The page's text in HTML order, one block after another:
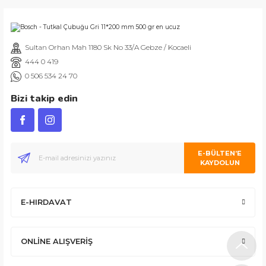
İşlerini özen ve özveri ile yapan bir işletme. Müşteri memnuniyeti için
Ürününün arkasında olan olumlu bir site. Aynı gün ürün kargolama
İlk defa alışveriş yapmama rağmen şunu gönül rahatlığıyla
Sultan Orhan Mah 1180 Sk No 33/A Gebze / Kocaeli
444 0 419
0 506 534 24 70
Bizi takip edin
E-BÜLTEN’E
KAYDOLUN
E-HIRDAVAT
ONLİNE ALIŞVERİŞ